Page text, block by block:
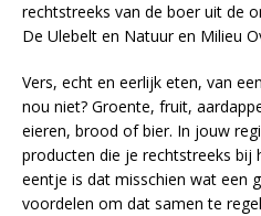
rechtstreeks van de boer uit de
De Ulebelt en Natuur en Milieu
Vers, echt en eerlijk eten, van
nou niet? Groente, fruit,
eieren, brood of bier. In jouw
producten die je rechtstreeks bij
eentje is dat misschien wat een
voordelen om dat samen te